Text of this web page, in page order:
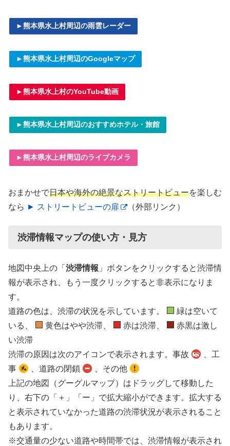
►熊本県水上村周辺の雨雲レーダー
►熊本県水上村周辺のGoogleマップ
►熊本県水上村のYouTube動画
►熊本県水上村周辺のおすすめホテル・旅館
►熊本県水上村周辺のライブカメラ
おまかせで日本や海外の絶景なストリートビューを楽しむ
なら ► ストリートビューの扉 （外部リンク）
渋滞情報マップの使い方・見方
地図中央上の「 渋滞情報 」ボタンをクリックすると渋滞情
報が表示され、もう一度クリックすると非表示になりま
す。
道路の色は、渋滞の状況を示しています。
緑は空いて
いる、
黄色はやや渋滞、 赤は渋滞、
赤黒は激し
い渋滞
渋滞の原因は次のアイコンで表示されます。事故
、工
事
、道路の閉鎖
、その他
上記の地図（グーグルマップ）はドラッグして移動した
り、右下の「＋」「ー」で拡大縮小ができます。拡大する
と表示されていなかった道路の渋滞状況が表示されること
もあります。
※交通量の少ない道路や時間帯では、渋滞情報が表示され